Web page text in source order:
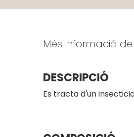
Més informació de
DESCRIPCIÓ
Es tracta d'un